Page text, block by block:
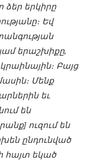
ձեր երկիրը
Եվ
երաշխիքը,
Բայց
Մենք
եւ
են
ուզում են
ընդունված
հայտ եկած